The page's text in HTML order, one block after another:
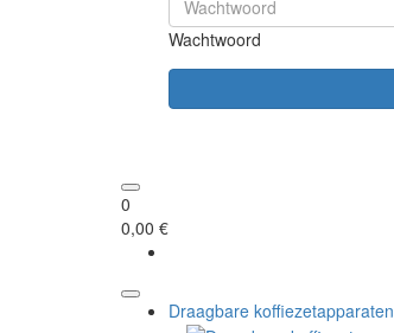
Wachtwoord
0
0,00 €
Draagbare koffiezetapparaten